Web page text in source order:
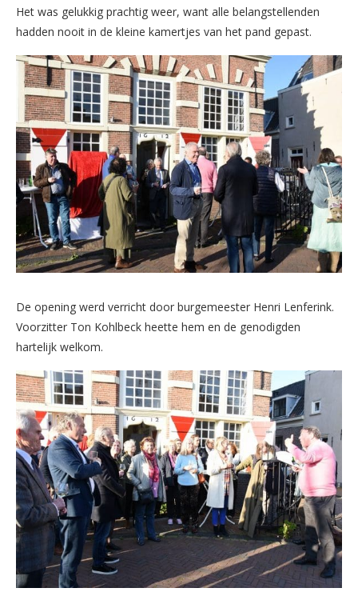
Het was gelukkig prachtig weer, want alle belangstellenden
hadden nooit in de kleine kamertjes van het pand gepast.
De opening werd verricht door burgemeester Henri Lenferink.
Voorzitter Ton Kohlbeck heette hem en de genodigden
hartelijk welkom.